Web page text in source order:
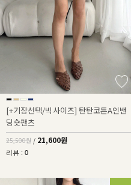
[+기장선택/빅사이즈] 탄탄코튼A인밴
딩숏팬츠
25,500원 / 21,600원
리뷰 : 0